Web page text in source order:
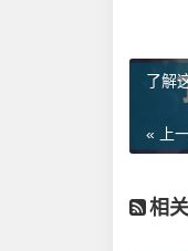
了解
« 上
相